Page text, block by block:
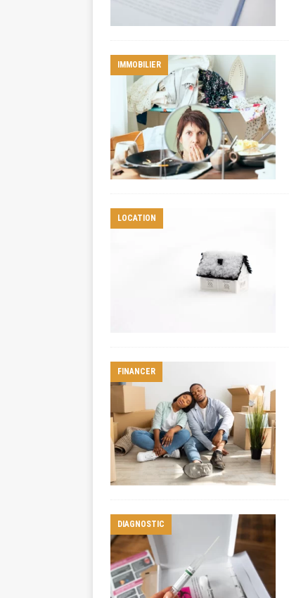
IMMOBILIER
LOCATION
FINANCER
DIAGNOSTIC